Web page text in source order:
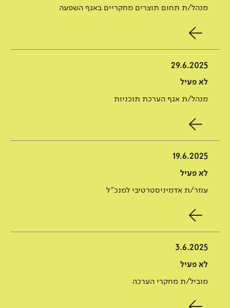
מנהל/ת תחום תוצרים מחקריים באגף השפעה
29.6.2025
לא פעיל
מנהל/ת אגף הערכת תוכניות
19.6.2025
לא פעיל
עוזר/ת אדמיניסטרטיבי למנכ"ל
3.6.2025
לא פעיל
מוביל/ת מחקרי הערכה